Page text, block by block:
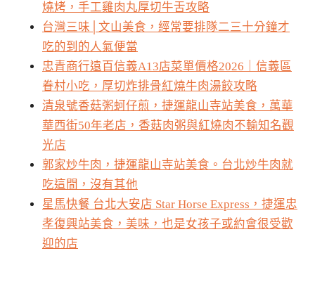
燒烤，手工雞肉丸厚切牛舌攻略
台灣三味│文山美食，經常要排隊二三十分鐘才
吃的到的人氣便當
忠青商行遠百信義A13店菜單價格2026｜信義區
眷村小吃，厚切炸排骨紅燒牛肉湯餃攻略
清泉號香菇粥蚵仔煎，捷運龍山寺站美食，萬華
華西街50年老店，香菇肉粥與紅燒肉不輸知名觀
光店
郭家炒牛肉，捷運龍山寺站美食。台北炒牛肉就
吃這間，沒有其他
星馬快餐 台北大安店 Star Horse Express，捷運忠
孝復興站美食，美味，也是女孩子或約會很受歡
迎的店